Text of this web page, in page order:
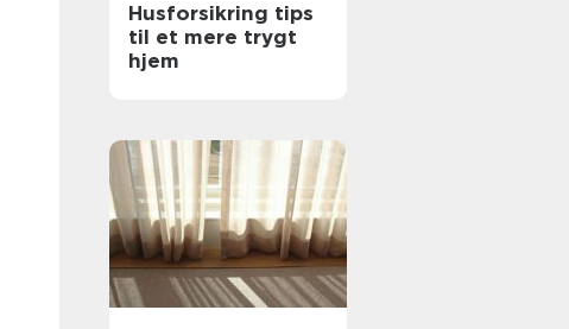
Husforsikring tips
til et mere trygt
hjem